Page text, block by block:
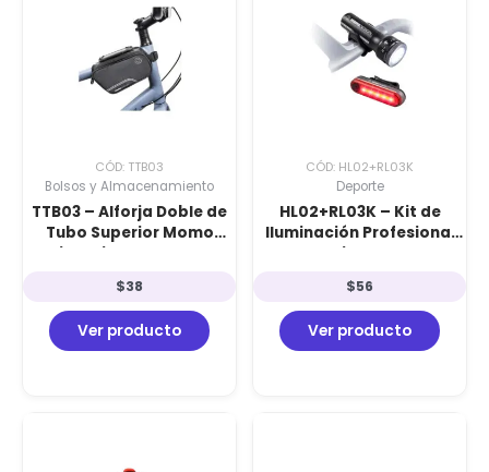
CÓD: TTB03
Bolsos y Almacenamiento
TTB03 – Alforja Doble de
Tubo Superior Momo
Design: Sistema Paralelo
para Smartphone y
Protección Impermeable
$38
Ver producto
CÓD: HL02+RL03K
Deporte
HL02+RL03K – Kit de
Iluminación Profesional
Momo Design: Luz Frontal
Trasera de 160 Lúmenes
con Intensidad Variable
$56
Ver producto